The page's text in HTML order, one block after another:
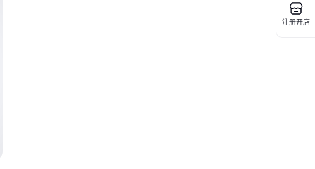
注册开店